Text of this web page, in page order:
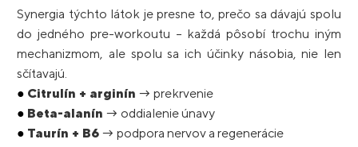
Synergia týchto látok je presne to, prečo sa dávajú spolu
do jedného pre-workoutu – každá pôsobí trochu iným
mechanizmom, ale spolu sa ich účinky násobia, nie len
sčítavajú.
● Citrulín + arginín → prekrvenie
● Beta-alanín → oddialenie únavy
● Taurín + B6 → podpora nervov a regenerácie